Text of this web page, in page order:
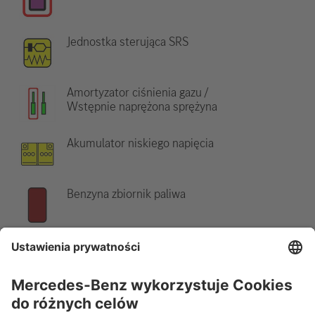
Jednostka sterująca SRS
Amortyzator ciśnienia gazu /
Wstępnie naprężona sprężyna
Akumulator niskiego napięcia
Benzyna zbiornik paliwa
Wskazówka:Więcej informacji znajduje się w naszych